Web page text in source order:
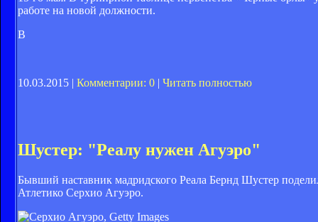
работе на новой должности.
В
10.03.2015 | Комментарии: 0 | Читать полностью
Шустер: "Реалу нужен Агуэро"
Бывший наставник мадридского Реала Бернд Шустер
Атлетико Серхио Агуэро.